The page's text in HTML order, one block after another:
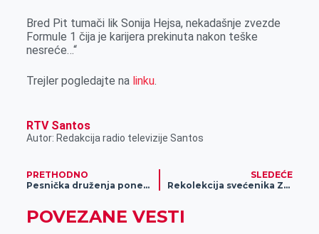
Bred Pit tumači lik Sonija Hejsa, nekadašnje zvezde
Formule 1 čija je karijera prekinuta nakon teške
nesreće…“
Trejler pogledajte na linku.
RTV Santos
Autor: Redakcija radio televizije Santos
PRETHODNO
Pesnička druženja ponedeljkom u Kulturnom centru Zrenjanina
SLEDEĆE
Rekolekcija svećenika Zrenjaninske biskupije
POVEZANE VESTI